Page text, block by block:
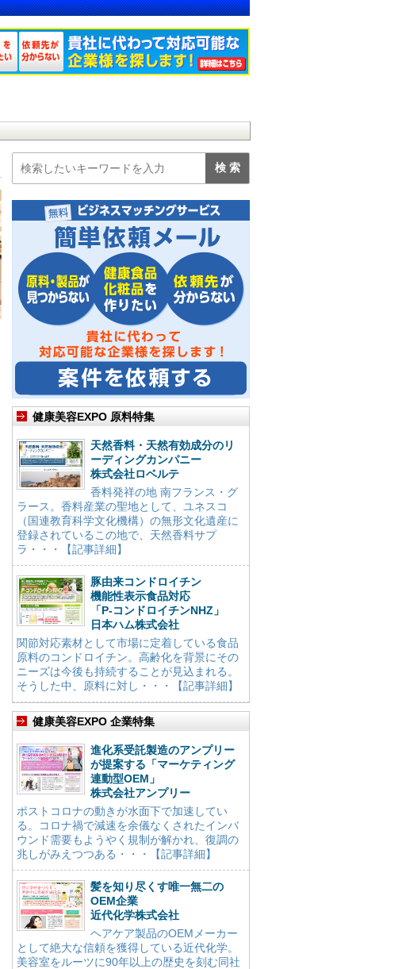
健康美容EXPO 原料特集
天然香料・天然有効成分のリ
ーディングカンパニー
株式会社ロベルテ
香料発祥の地 南フランス・グ
ラース。香料産業の聖地として、ユネスコ
（国連教育科学文化機構）の無形文化遺産に
登録されているこの地で、天然香料サプ
ラ・・・【記事詳細】
豚由来コンドロイチン
機能性表示食品対応
「P-コンドロイチンNHZ」
日本ハム株式会社
関節対応素材として市場に定着している食品
原料のコンドロイチン。高齢化を背景にその
ニーズは今後も持続することが見込まれる。
そうした中、原料に対し・・・【記事詳細】
健康美容EXPO 企業特集
進化系受託製造のアンプリー
が提案する「マーケティング
連動型OEM」
株式会社アンプリー
ポストコロナの動きが水面下で加速してい
る。コロナ禍で減速を余儀なくされたインバ
ウンド需要もようやく規制が解かれ、復調の
兆しがみえつつある・・・【記事詳細】
髪を知り尽くす唯一無二の
OEM企業
近代化学株式会社
ヘアケア製品のOEMメーカー
として絶大な信頼を獲得している近代化学。
美容室をルーツに90年以上の歴史を刻む同社